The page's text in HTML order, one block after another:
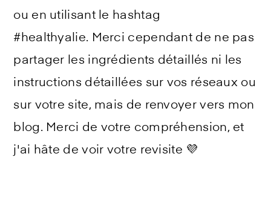
ou en utilisant le hashtag
#healthyalie. Merci cependant de ne pas
partager les ingrédients détaillés ni les
instructions détaillées sur vos réseaux ou
sur votre site, mais de renvoyer vers mon
blog. Merci de votre compréhension, et
j'ai hâte de voir votre revisite 💜